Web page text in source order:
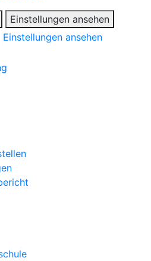
Einstellungen ansehen
Einstellungen ansehen